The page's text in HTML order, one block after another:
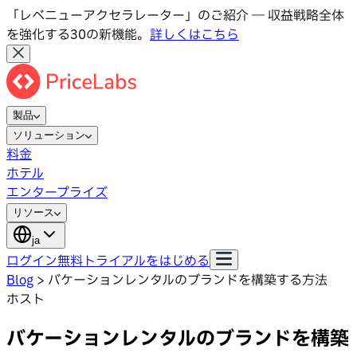
「レベニューアクセラレーター」のご紹介 ― 収益戦略全体
を強化する30の新機能。 詳しくはこちら
製品
ソリューション
料金
ホテル
エンタープライズ
リソース
ja
ログイン無料トライアルをはじめる
Blog > バケーションレンタルのブランドを構築する方法
ホスト
バケーションレンタルのブランドを構築